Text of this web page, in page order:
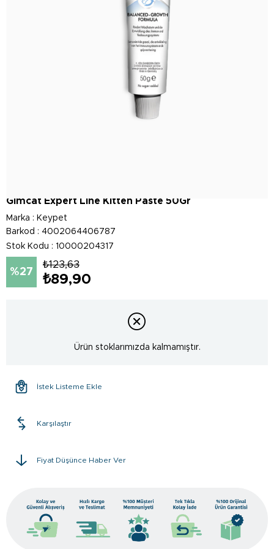
Gimcat Expert Line Kitten Paste 50Gr
Marka : Keypet
Barkod : 4002064406787
Stok Kodu
10000204317
27
₺123,63
₺89,90
Ürün stoklarımızda kalmamıştır.
İstek Listeme Ekle
Karşılaştır
Fiyat Düşünce Haber Ver